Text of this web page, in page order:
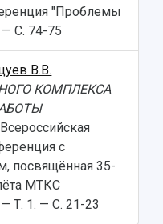
"Проблемы
С. 74-75
В.В.
КОМПЛЕКСА
с
посвящённая 35-
МТКС
Т. 1. — С. 21-23